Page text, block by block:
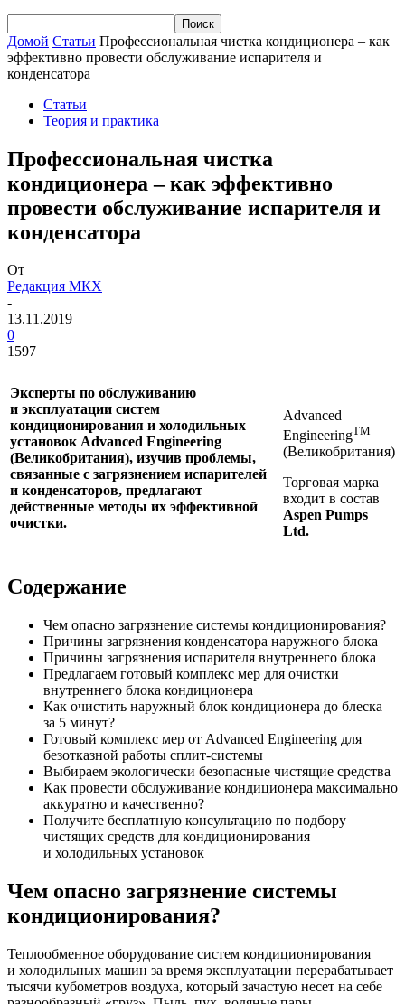
Домой Статьи Профессиональная чистка кондиционера – как
эффективно провести обслуживание испарителя и
конденсатора
Статьи
Теория и практика
Профессиональная чистка
кондиционера – как эффективно
провести обслуживание испарителя и
конденсатора
От
Редакция МКХ
-
13.11.2019
0
1597
Эксперты по обслуживанию
и эксплуатации систем
кондиционирования и холодильных
установок Advanced Engineering
(Великобритания), изучив проблемы,
связанные с загрязнением испарителей
и конденсаторов, предлагают
действенные методы их эффективной
очистки.
Advanced
EngineeringTM
(Великобритания)
Торговая марка
входит в состав
Aspen Pumps
Ltd.
Содержание
Чем опасно загрязнение системы кондиционирования?
Причины загрязнения конденсатора наружного блока
Причины загрязнения испарителя внутреннего блока
Предлагаем готовый комплекс мер для очистки
внутреннего блока кондиционера
Как очистить наружный блок кондиционера до блеска
за 5 минут?
Готовый комплекс мер от Advanced Engineering для
безотказной работы сплит-системы
Выбираем экологически безопасные чистящие средства
Как провести обслуживание кондиционера максимально
аккуратно и качественно?
Получите бесплатную консультацию по подбору
чистящих средств для кондиционирования
и холодильных установок
Чем опасно загрязнение системы
кондиционирования?
Теплообменное оборудование систем кондиционирования
и холодильных машин за время эксплуатации перерабатывает
тысячи кубометров воздуха, который зачастую несет на себе